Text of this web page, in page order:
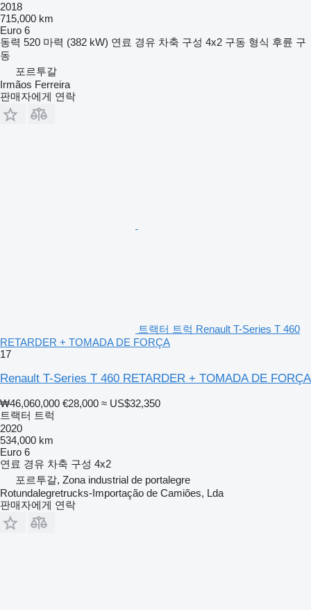
2018
715,000 km
Euro 6
동력 520 마력 (382 kW) 연료 경유 차축 구성 4x2 구동 형식 후륜 구
동
포르투갈
Irmãos Ferreira
판매자에게 연락
트랙터 트럭 Renault T-Series T 460
RETARDER + TOMADA DE FORÇA
17
Renault T-Series T 460 RETARDER + TOMADA DE FORÇA
₩46,060,000 €28,000 ≈ US$32,350
트랙터 트럭
2020
534,000 km
Euro 6
연료 경유 차축 구성 4x2
포르투갈, Zona industrial de portalegre
Rotundalegretrucks-Importação de Camiões, Lda
판매자에게 연락